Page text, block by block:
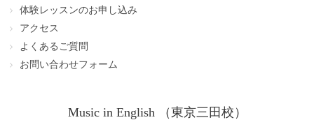
体験レッスンのお申し込み
アクセス
よくあるご質問
お問い合わせフォーム
Music in English （東京三田校）